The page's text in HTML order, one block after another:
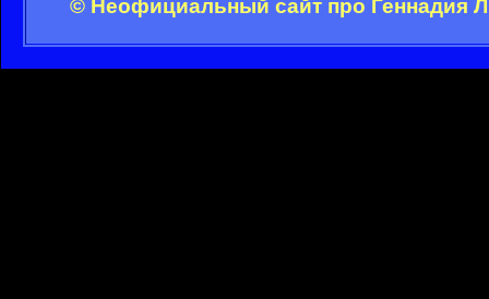
© Неофициальный сайт про Геннадия